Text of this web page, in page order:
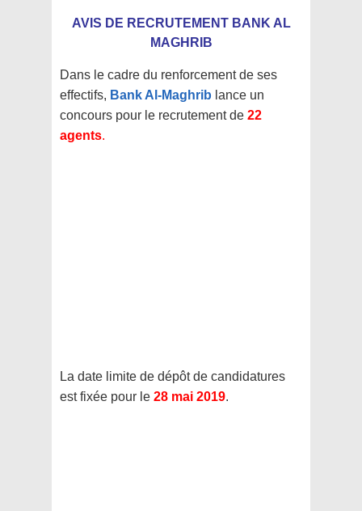
AVIS DE RECRUTEMENT BANK AL
MAGHRIB
Dans le cadre du renforcement de ses
effectifs, Bank Al-Maghrib lance un
concours pour le recrutement de 22
agents.
La date limite de dépôt de candidatures
est fixée pour le 28 mai 2019.